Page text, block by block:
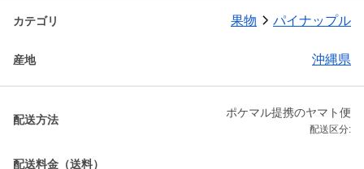
カテゴリ 果物 パイナップル
産地 沖縄県
配送方法
ポケマル提携のヤマト便
配送区分:
配送料金（送料）